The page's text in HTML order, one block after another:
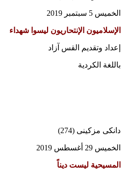
الخميس 5 سبتمبر 2019
الإسلاميون الإنتحاريون ليسوا شهداء
إعداد وتقديم القس آزاد
باللغة الكردية
دانكى مزكينى (274)
الخميس 29 أغسطس 2019
المسيحية ليست ديناً